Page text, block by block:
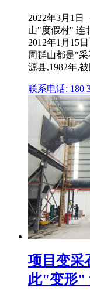
2022年3月1
山"度假村" 连
2012年1月15
周群山都是"
源县,1982年,
联系电话: 180
项目变采
此"变形"